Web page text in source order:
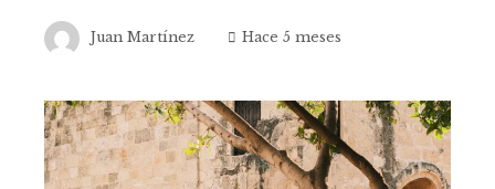
Juan Martínez Hace 5 meses